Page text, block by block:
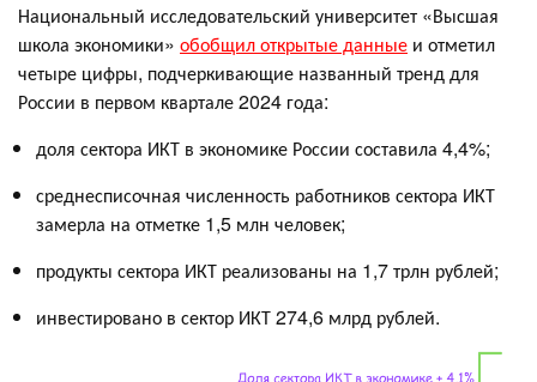
Национальный исследовательский университет «Высшая
школа экономики» обобщил открытые данные и отметил
четыре цифры, подчеркивающие названный тренд для
России в первом квартале 2024 года:
доля сектора ИКТ в экономике России составила 4,4%;
среднесписочная численность работников сектора ИКТ
замерла на отметке 1,5 млн человек;
продукты сектора ИКТ реализованы на 1,7 трлн рублей;
инвестировано в сектор ИКТ 274,6 млрд рублей.